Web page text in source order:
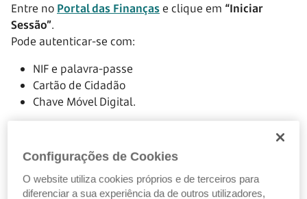
Entre no Portal das Finançase clique em “Iniciar
Sessão”.
Pode autenticar-se com:
NIF e palavra-passe
Cartão de Cidadão
Chave Móvel Digital.
Configurações de Cookies
O website utiliza cookies próprios e de terceiros para
diferenciar a sua experiência da de outros utilizadores,